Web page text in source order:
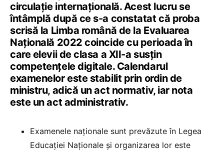
circulație internațională. Acest lucru se
întâmplă după ce s-a constatat că proba
scrisă la Limba română de la Evaluarea
Națională 2022 coincide cu perioada în
care elevii de clasa a XII-a susțin
competențele digitale. Calendarul
examenelor este stabilit prin ordin de
ministru, adică un act normativ, iar nota
este un act administrativ.
Examenele naționale sunt prevăzute în Legea
Educației Naționale și organizarea lor este